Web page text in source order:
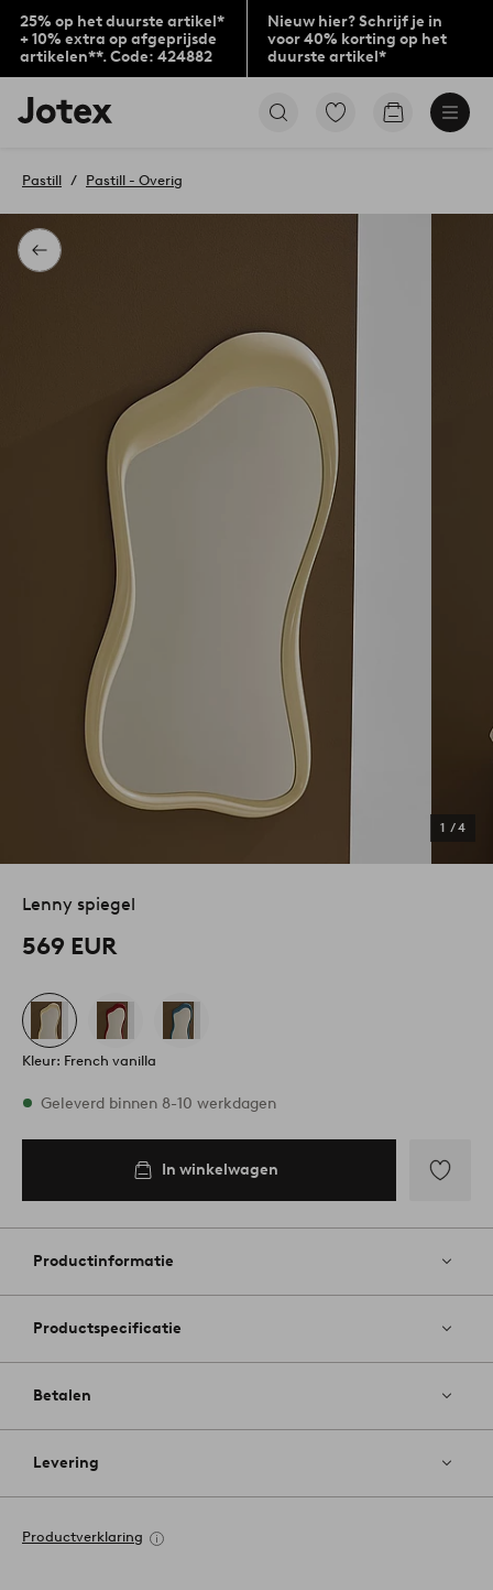
25% op het duurste artikel*
+ 10% extra op afgeprijsde
artikelen**. Code: 424882
Nieuw hier? Schrijf je in
voor 40% korting op het
duurste artikel*
Jotex
logo
to
home
page
Ga
Go
Terug
Pastill Pastill - Overig
1 /4
Lenny spiegel
569 EUR
Kleur: French vanilla
Op voorraad
Geleverd binnen 8-10 werkdagen
In winkelwagen
aan
Productinformatie
Productspecificatie
Betalen
Levering
Productverklaring